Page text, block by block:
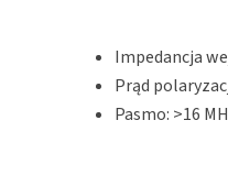
Impedancja
Prąd
Pasmo: >16